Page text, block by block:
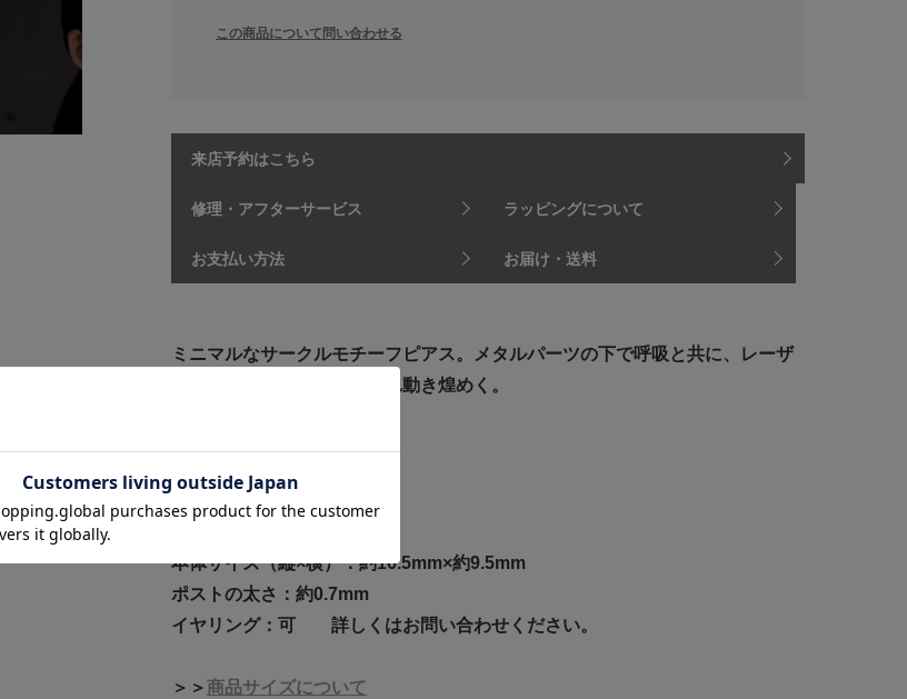
この商品について問い合わせる
来店予約はこちら
修理・アフターサービス ラッピングについて
お支払い方法 お届け・送料
ミニマルなサークルモチーフピアス。メタルパーツの下で呼吸と共に、レーザ
ーホールダイヤモンドが揺れ動き煌めく。
素材:PT900/ダイヤモンド
本体サイズ（縦×横）：約16.5mm×約9.5mm
ポストの太さ：約0.7mm
イヤリング：可 詳しくはお問い合わせください。
＞＞商品サイズについて